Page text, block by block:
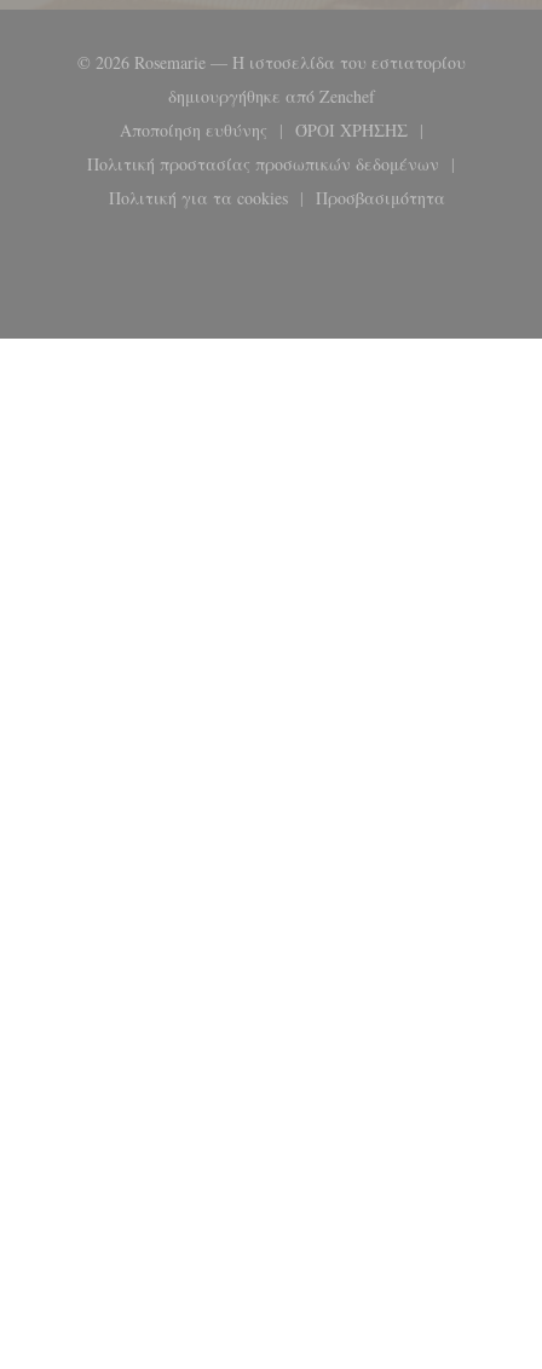
© 2026 Rosemarie — Η ιστοσελίδα του εστιατορίου
δημιουργήθηκε από Zenchef((ανοίγει σε νέο
Αποποίηση ευθύνης
((ανοίγει σε νέο παράθυρο))
ΌΡΟΙ ΧΡΉΣΗΣ
((ανοίγει σε νέο
Πολιτική προστασίας προσωπικών δεδομένων
((ανοίγει σε νέο παράθυρο))
Πολιτική για τα cookies
((ανοίγει σε νέο παράθυρο))
Προσβασιμότητα
((ανοίγει σε νέο